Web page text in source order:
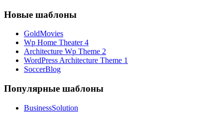
Новые шаблоны
GoldMovies
Wp Home Theater 4
Architecture Wp Theme 2
WordPress Architecture Theme 1
SoccerBlog
Популярные шаблоны
BusinessSolution